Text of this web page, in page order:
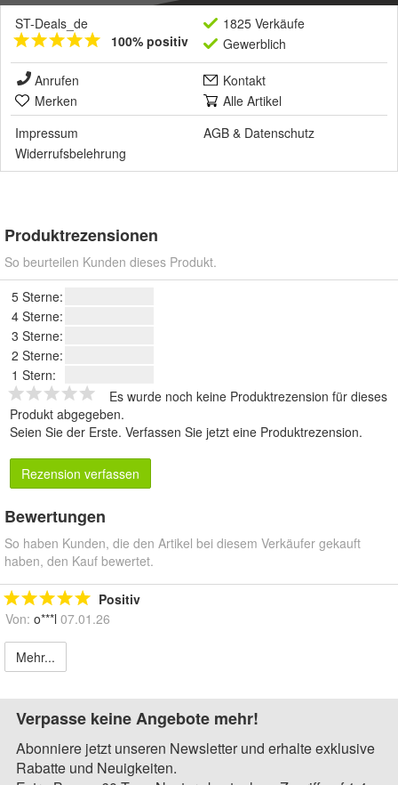
ST-Deals_de
100% positiv
1825 Verkäufe
Gewerblich
Anrufen
Kontakt
Merken
Alle Artikel
Impressum
AGB & Datenschutz
Widerrufsbelehrung
Produktrezensionen
So beurteilen Kunden dieses Produkt.
5 Sterne:
4 Sterne:
3 Sterne:
2 Sterne:
1 Stern:
Es wurde noch keine Produktrezension für dieses
Produkt abgegeben.
Seien Sie der Erste. Verfassen Sie jetzt eine Produktrezension.
Rezension verfassen
Bewertungen
So haben Kunden, die den Artikel bei diesem Verkäufer gekauft
haben, den Kauf bewertet.
Positiv
Von: o***l 07.01.26
Mehr...
Verpasse keine Angebote mehr!
Abonniere jetzt unseren Newsletter und erhalte exklusive
Rabatte und Neuigkeiten.